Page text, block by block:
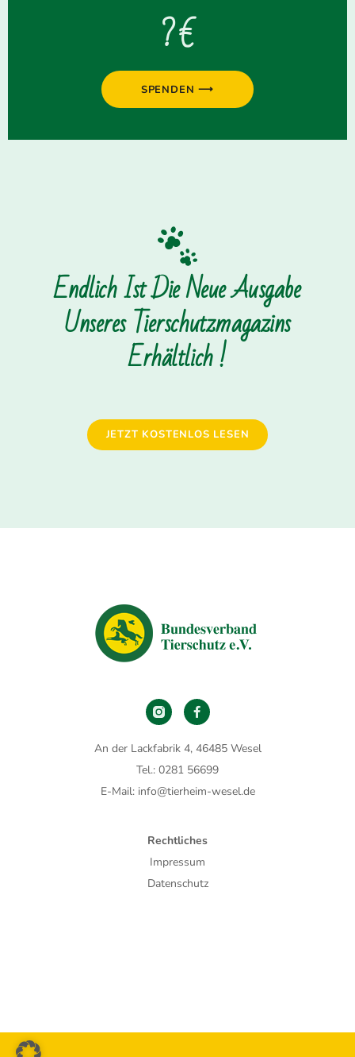
? €
SPENDEN ⟶
Endlich Ist Die Neue Ausgabe
Unseres Tierschutzmagazins
Erhältlich !
JETZT KOSTENLOS LESEN
An der Lackfabrik 4, 46485 Wesel
Tel.: 0281 56699
E-Mail: info@tierheim-wesel.de
Rechtliches
Impressum
Datenschutz